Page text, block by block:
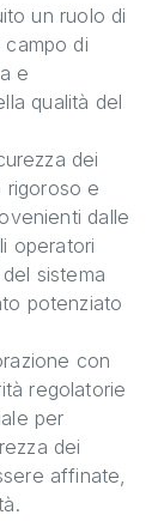
un ruolo di
di
e
qualità del
dei
rigoroso e
dalle
operatori
sistema
potenziato
con
regolatorie
per
dei
affinate,